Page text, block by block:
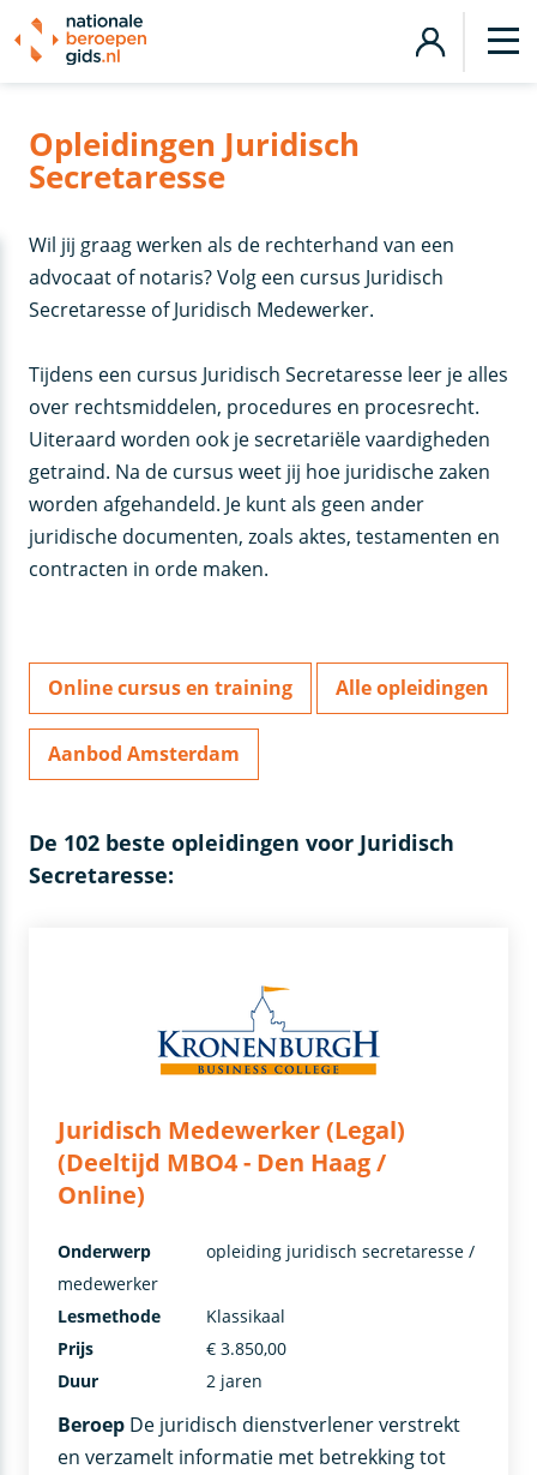
Opleidingen Juridisch
Secretaresse
Wil jij graag werken als de rechterhand van een
advocaat of notaris? Volg een cursus Juridisch
Secretaresse of Juridisch Medewerker.
Tijdens een cursus Juridisch Secretaresse leer je alles
over rechtsmiddelen, procedures en procesrecht.
Uiteraard worden ook je secretariële vaardigheden
getraind. Na de cursus weet jij hoe juridische zaken
worden afgehandeld. Je kunt als geen ander
juridische documenten, zoals aktes, testamenten en
contracten in orde maken.
Online cursus en training Alle opleidingen
Aanbod Amsterdam
De 102 beste opleidingen voor Juridisch
Secretaresse:
Juridisch Medewerker (Legal)
(Deeltijd MBO4 - Den Haag /
Online)
Beroep De juridisch dienstverlener verstrekt
en verzamelt informatie met betrekking tot
Onderwerp
opleiding juridisch secretaresse /
medewerker
Lesmethode
Klassikaal
Prijs
€ 3.850,00
Duur
2 jaren